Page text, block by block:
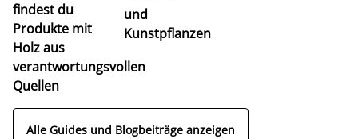
findest du
Produkte mit
Holz aus
verantwortungsvollen
Quellen
und
Kunstpflanzen
Alle Guides und Blogbeiträge anzeigen